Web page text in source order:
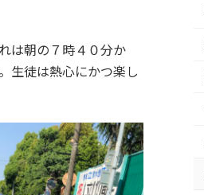
は朝の７時４０分か
生徒は熱心にかつ楽し